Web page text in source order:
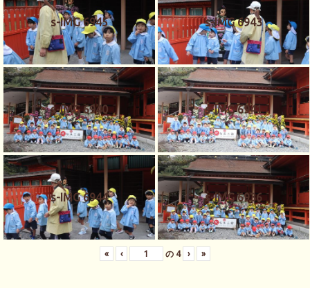
s-IMG 6945 s-IMG 6943
s-IMG 6940 s-IMG 6941
s-IMG 6944 s-IMG 6936
« ‹ の 4 › »